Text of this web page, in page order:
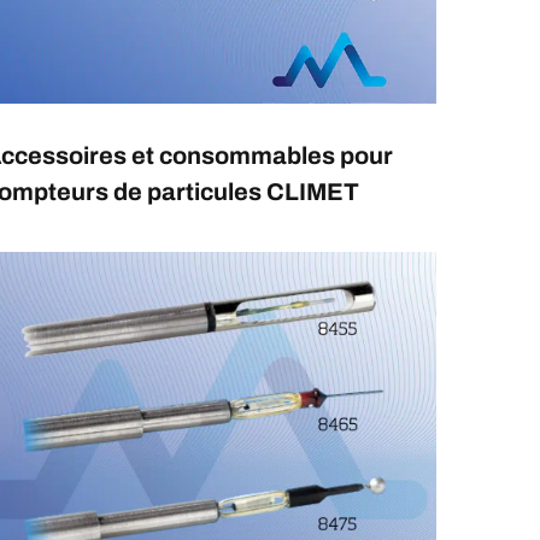
et consommables pour
de particules CLIMET